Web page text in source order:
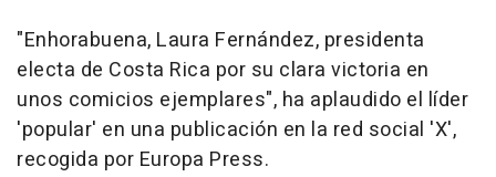
"Enhorabuena, Laura Fernández, presidenta
electa de Costa Rica por su clara victoria en
unos comicios ejemplares", ha aplaudido el líder
'popular' en una publicación en la red social 'X',
recogida por Europa Press.